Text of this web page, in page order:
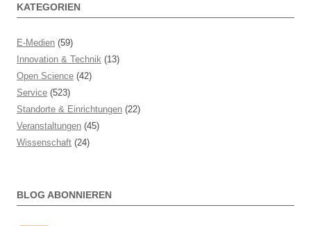
KATEGORIEN
E-Medien (59)
Innovation & Technik (13)
Open Science (42)
Service (523)
Standorte & Einrichtungen (22)
Veranstaltungen (45)
Wissenschaft (24)
BLOG ABONNIEREN